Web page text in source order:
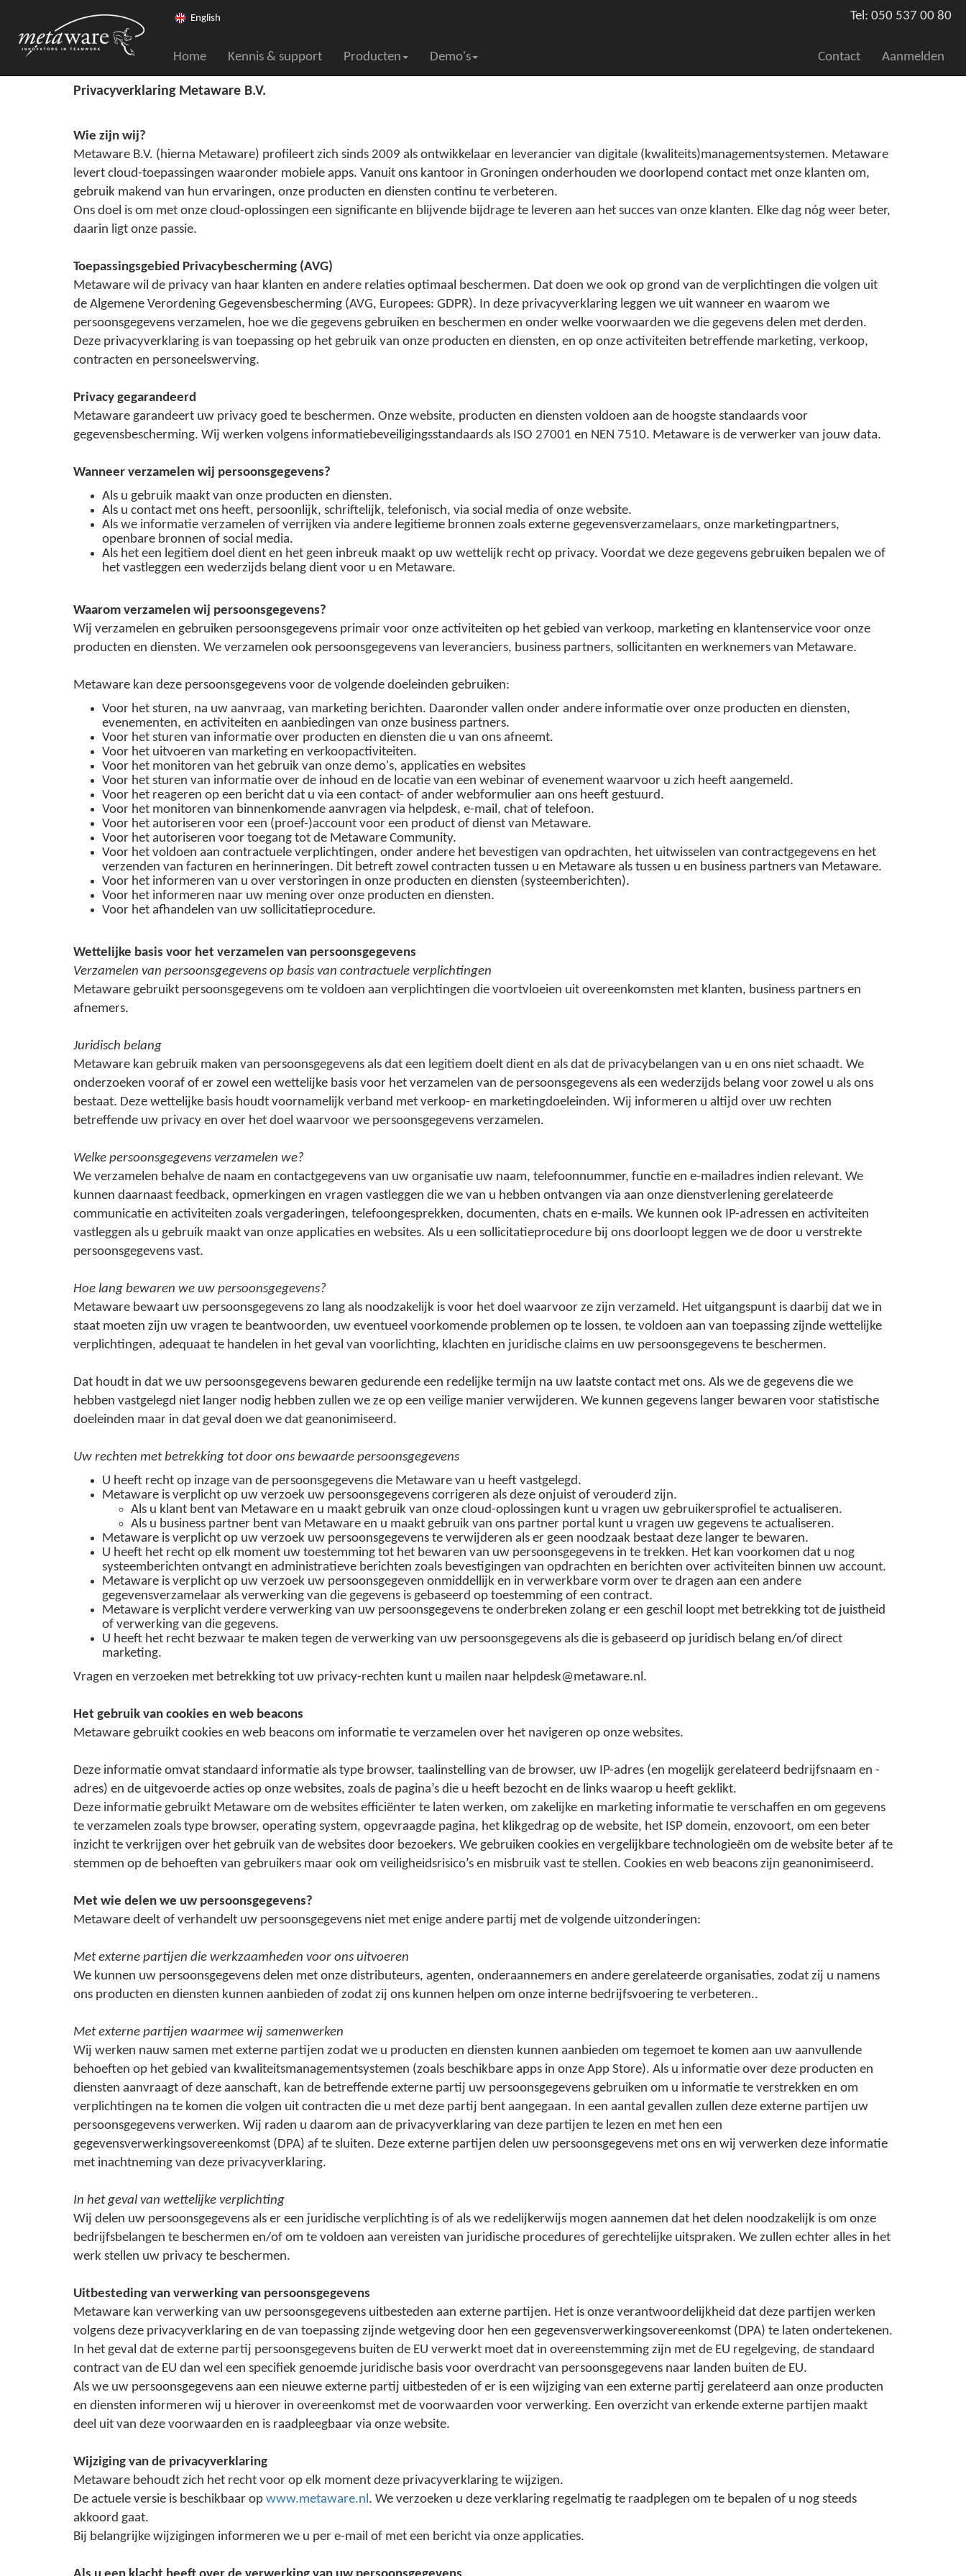
English Tel: 050 537 00 80
Home Kennis & support Producten Demo's Contact Aanmelden
Privacyverklaring Metaware B.V.
Wie zijn wij?
Metaware B.V. (hierna Metaware) profileert zich sinds 2009 als ontwikkelaar en leverancier van digitale (kwaliteits)managementsystemen. Metaware
levert cloud-toepassingen waaronder mobiele apps. Vanuit ons kantoor in Groningen onderhouden we doorlopend contact met onze klanten om,
gebruik makend van hun ervaringen, onze producten en diensten continu te verbeteren.
Ons doel is om met onze cloud-oplossingen een significante en blijvende bijdrage te leveren aan het succes van onze klanten. Elke dag nóg weer beter,
daarin ligt onze passie.
Toepassingsgebied Privacybescherming (AVG)
Metaware wil de privacy van haar klanten en andere relaties optimaal beschermen. Dat doen we ook op grond van de verplichtingen die volgen uit
de Algemene Verordening Gegevensbescherming (AVG, Europees: GDPR). In deze privacyverklaring leggen we uit wanneer en waarom we
persoonsgegevens verzamelen, hoe we die gegevens gebruiken en beschermen en onder welke voorwaarden we die gegevens delen met derden.
Deze privacyverklaring is van toepassing op het gebruik van onze producten en diensten, en op onze activiteiten betreffende marketing, verkoop,
contracten en personeelswerving.
Privacy gegarandeerd
Metaware garandeert uw privacy goed te beschermen. Onze website, producten en diensten voldoen aan de hoogste standaards voor
gegevensbescherming. Wij werken volgens informatiebeveiligingsstandaards als ISO 27001 en NEN 7510. Metaware is de verwerker van jouw data.
Wanneer verzamelen wij persoonsgegevens?
Als u gebruik maakt van onze producten en diensten.
Als u contact met ons heeft, persoonlijk, schriftelijk, telefonisch, via social media of onze website.
Als we informatie verzamelen of verrijken via andere legitieme bronnen zoals externe gegevensverzamelaars, onze marketingpartners,
openbare bronnen of social media.
Als het een legitiem doel dient en het geen inbreuk maakt op uw wettelijk recht op privacy. Voordat we deze gegevens gebruiken bepalen we of
het vastleggen een wederzijds belang dient voor u en Metaware.
Waarom verzamelen wij persoonsgegevens?
Wij verzamelen en gebruiken persoonsgegevens primair voor onze activiteiten op het gebied van verkoop, marketing en klantenservice voor onze
producten en diensten. We verzamelen ook persoonsgegevens van leveranciers, business partners, sollicitanten en werknemers van Metaware.
Metaware kan deze persoonsgegevens voor de volgende doeleinden gebruiken:
Voor het sturen, na uw aanvraag, van marketing berichten. Daaronder vallen onder andere informatie over onze producten en diensten,
evenementen, en activiteiten en aanbiedingen van onze business partners.
Voor het sturen van informatie over producten en diensten die u van ons afneemt.
Voor het uitvoeren van marketing en verkoopactiviteiten.
Voor het monitoren van het gebruik van onze demo's, applicaties en websites
Voor het sturen van informatie over de inhoud en de locatie van een webinar of evenement waarvoor u zich heeft aangemeld.
Voor het reageren op een bericht dat u via een contact- of ander webformulier aan ons heeft gestuurd.
Voor het monitoren van binnenkomende aanvragen via helpdesk, e-mail, chat of telefoon.
Voor het autoriseren voor een (proef-)account voor een product of dienst van Metaware.
Voor het autoriseren voor toegang tot de Metaware Community.
Voor het voldoen aan contractuele verplichtingen, onder andere het bevestigen van opdrachten, het uitwisselen van contractgegevens en het
verzenden van facturen en herinneringen. Dit betreft zowel contracten tussen u en Metaware als tussen u en business partners van Metaware.
Voor het informeren van u over verstoringen in onze producten en diensten (systeemberichten).
Voor het informeren naar uw mening over onze producten en diensten.
Voor het afhandelen van uw sollicitatieprocedure.
Wettelijke basis voor het verzamelen van persoonsgegevens
Verzamelen van persoonsgegevens op basis van contractuele verplichtingen
Metaware gebruikt persoonsgegevens om te voldoen aan verplichtingen die voortvloeien uit overeenkomsten met klanten, business partners en
afnemers.
Juridisch belang
Metaware kan gebruik maken van persoonsgegevens als dat een legitiem doelt dient en als dat de privacybelangen van u en ons niet schaadt. We
onderzoeken vooraf of er zowel een wettelijke basis voor het verzamelen van de persoonsgegevens als een wederzijds belang voor zowel u als ons
bestaat. Deze wettelijke basis houdt voornamelijk verband met verkoop- en marketingdoeleinden. Wij informeren u altijd over uw rechten
betreffende uw privacy en over het doel waarvoor we persoonsgegevens verzamelen.
Welke persoonsgegevens verzamelen we?
We verzamelen behalve de naam en contactgegevens van uw organisatie uw naam, telefoonnummer, functie en e-mailadres indien relevant. We
kunnen daarnaast feedback, opmerkingen en vragen vastleggen die we van u hebben ontvangen via aan onze dienstverlening gerelateerde
communicatie en activiteiten zoals vergaderingen, telefoongesprekken, documenten, chats en e-mails. We kunnen ook IP-adressen en activiteiten
vastleggen als u gebruik maakt van onze applicaties en websites. Als u een sollicitatieprocedure bij ons doorloopt leggen we de door u verstrekte
persoonsgegevens vast.
Hoe lang bewaren we uw persoonsgegevens?
Metaware bewaart uw persoonsgegevens zo lang als noodzakelijk is voor het doel waarvoor ze zijn verzameld. Het uitgangspunt is daarbij dat we in
staat moeten zijn uw vragen te beantwoorden, uw eventueel voorkomende problemen op te lossen, te voldoen aan van toepassing zijnde wettelijke
verplichtingen, adequaat te handelen in het geval van voorlichting, klachten en juridische claims en uw persoonsgegevens te beschermen.
Dat houdt in dat we uw persoonsgegevens bewaren gedurende een redelijke termijn na uw laatste contact met ons. Als we de gegevens die we
hebben vastgelegd niet langer nodig hebben zullen we ze op een veilige manier verwijderen. We kunnen gegevens langer bewaren voor statistische
doeleinden maar in dat geval doen we dat geanonimiseerd.
Uw rechten met betrekking tot door ons bewaarde persoonsgegevens
U heeft recht op inzage van de persoonsgegevens die Metaware van u heeft vastgelegd.
Metaware is verplicht op uw verzoek uw persoonsgegevens corrigeren als deze onjuist of verouderd zijn.
Als u klant bent van Metaware en u maakt gebruik van onze cloud-oplossingen kunt u vragen uw gebruikersprofiel te actualiseren.
Als u business partner bent van Metaware en u maakt gebruik van ons partner portal kunt u vragen uw gegevens te actualiseren.
Metaware is verplicht op uw verzoek uw persoonsgegevens te verwijderen als er geen noodzaak bestaat deze langer te bewaren.
U heeft het recht op elk moment uw toestemming tot het bewaren van uw persoonsgegevens in te trekken. Het kan voorkomen dat u nog
systeemberichten ontvangt en administratieve berichten zoals bevestigingen van opdrachten en berichten over activiteiten binnen uw account.
Metaware is verplicht op uw verzoek uw persoonsgegeven onmiddellijk en in verwerkbare vorm over te dragen aan een andere
gegevensverzamelaar als verwerking van die gegevens is gebaseerd op toestemming of een contract.
Metaware is verplicht verdere verwerking van uw persoonsgegevens te onderbreken zolang er een geschil loopt met betrekking tot de juistheid
of verwerking van die gegevens.
U heeft het recht bezwaar te maken tegen de verwerking van uw persoonsgegevens als die is gebaseerd op juridisch belang en/of direct
marketing.
Vragen en verzoeken met betrekking tot uw privacy-rechten kunt u mailen naar helpdesk@metaware.nl.
Het gebruik van cookies en web beacons
Metaware gebruikt cookies en web beacons om informatie te verzamelen over het navigeren op onze websites.
Deze informatie omvat standaard informatie als type browser, taalinstelling van de browser, uw IP-adres (en mogelijk gerelateerd bedrijfsnaam en -
adres) en de uitgevoerde acties op onze websites, zoals de pagina’s die u heeft bezocht en de links waarop u heeft geklikt.
Deze informatie gebruikt Metaware om de websites efficiënter te laten werken, om zakelijke en marketing informatie te verschaffen en om gegevens
te verzamelen zoals type browser, operating system, opgevraagde pagina, het klikgedrag op de website, het ISP domein, enzovoort, om een beter
inzicht te verkrijgen over het gebruik van de websites door bezoekers. We gebruiken cookies en vergelijkbare technologieën om de website beter af te
stemmen op de behoeften van gebruikers maar ook om veiligheidsrisico’s en misbruik vast te stellen. Cookies en web beacons zijn geanonimiseerd.
Met wie delen we uw persoonsgegevens?
Metaware deelt of verhandelt uw persoonsgegevens niet met enige andere partij met de volgende uitzonderingen:
Met externe partijen die werkzaamheden voor ons uitvoeren
We kunnen uw persoonsgegevens delen met onze distributeurs, agenten, onderaannemers en andere gerelateerde organisaties, zodat zij u namens
ons producten en diensten kunnen aanbieden of zodat zij ons kunnen helpen om onze interne bedrijfsvoering te verbeteren..
Met externe partijen waarmee wij samenwerken
Wij werken nauw samen met externe partijen zodat we u producten en diensten kunnen aanbieden om tegemoet te komen aan uw aanvullende
behoeften op het gebied van kwaliteitsmanagementsystemen (zoals beschikbare apps in onze App Store). Als u informatie over deze producten en
diensten aanvraagt of deze aanschaft, kan de betreffende externe partij uw persoonsgegevens gebruiken om u informatie te verstrekken en om
verplichtingen na te komen die volgen uit contracten die u met deze partij bent aangegaan. In een aantal gevallen zullen deze externe partijen uw
persoonsgegevens verwerken. Wij raden u daarom aan de privacyverklaring van deze partijen te lezen en met hen een
gegevensverwerkingsovereenkomst (DPA) af te sluiten. Deze externe partijen delen uw persoonsgegevens met ons en wij verwerken deze informatie
met inachtneming van deze privacyverklaring.
In het geval van wettelijke verplichting
Wij delen uw persoonsgegevens als er een juridische verplichting is of als we redelijkerwijs mogen aannemen dat het delen noodzakelijk is om onze
bedrijfsbelangen te beschermen en/of om te voldoen aan vereisten van juridische procedures of gerechtelijke uitspraken. We zullen echter alles in het
werk stellen uw privacy te beschermen.
Uitbesteding van verwerking van persoonsgegevens
Metaware kan verwerking van uw persoonsgegevens uitbesteden aan externe partijen. Het is onze verantwoordelijkheid dat deze partijen werken
volgens deze privacyverklaring en de van toepassing zijnde wetgeving door hen een gegevensverwerkingsovereenkomst (DPA) te laten ondertekenen.
In het geval dat de externe partij persoonsgegevens buiten de EU verwerkt moet dat in overeenstemming zijn met de EU regelgeving, de standaard
contract van de EU dan wel een specifiek genoemde juridische basis voor overdracht van persoonsgegevens naar landen buiten de EU.
Als we uw persoonsgegevens aan een nieuwe externe partij uitbesteden of er is een wijziging van een externe partij gerelateerd aan onze producten
en diensten informeren wij u hierover in overeenkomst met de voorwaarden voor verwerking. Een overzicht van erkende externe partijen maakt
deel uit van deze voorwaarden en is raadpleegbaar via onze website.
Wijziging van de privacyverklaring
Metaware behoudt zich het recht voor op elk moment deze privacyverklaring te wijzigen.
De actuele versie is beschikbaar op www.metaware.nl. We verzoeken u deze verklaring regelmatig te raadplegen om te bepalen of u nog steeds
akkoord gaat.
Bij belangrijke wijzigingen informeren we u per e-mail of met een bericht via onze applicaties.